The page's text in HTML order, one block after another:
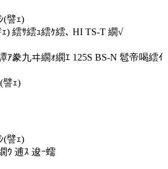
(譬ｪ)
) 繧ｻ繧ｭ繧ｹ繧､ HI TS-T 繝√
ｱ豢九ヰ繝ｫ繝ｴ 125S BS-N 髱帝喝繧ｲ
譬ｪ)
(譬ｪ)
ｳ 逋ｽ 逡ｰ蠕